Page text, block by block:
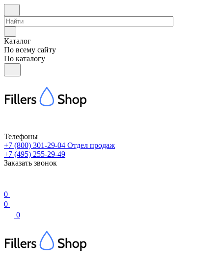
Каталог
По всему сайту
По каталогу
Телефоны
+7 (800) 301-29-04 Отдел продаж
+7 (495) 255-29-49
Заказать звонок
0
0
0